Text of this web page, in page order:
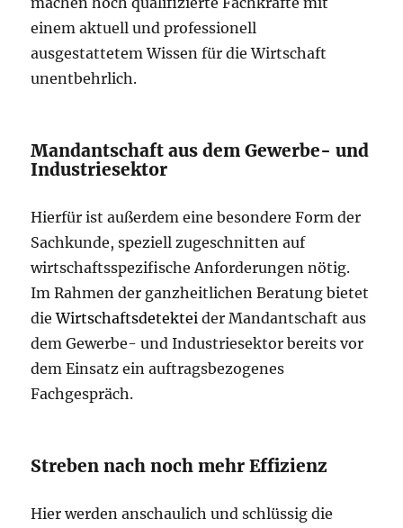
einem aktuell und professionell
ausgestattetem Wissen für die Wirtschaft
unentbehrlich.
Mandantschaft aus dem Gewerbe- und
Industriesektor
Hierfür ist außerdem eine besondere Form der
Sachkunde, speziell zugeschnitten auf
wirtschaftsspezifische Anforderungen nötig.
Im Rahmen der ganzheitlichen Beratung bietet
dieWirtschaftsdetekteider Mandantschaft aus
dem Gewerbe- und Industriesektor bereits vor
dem Einsatz ein auftragsbezogenes
Fachgespräch.
Streben nach noch mehr Effizienz
Hier werden anschaulich und schlüssig die